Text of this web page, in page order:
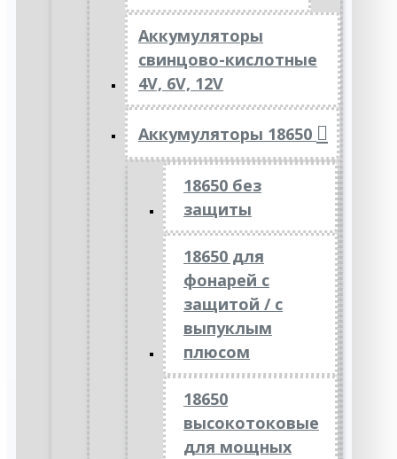
Аккумуляторы
свинцово-кислотные
4V, 6V, 12V
Аккумуляторы 18650
18650 без
защиты
18650 для
фонарей с
защитой / с
выпуклым
плюсом
18650
высокотоковые
для мощных